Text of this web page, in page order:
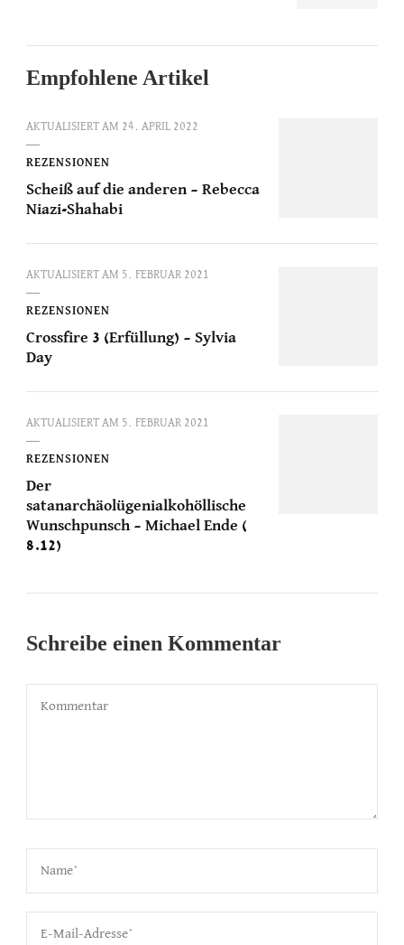
Empfohlene Artikel
AKTUALISIERT AM 24. APRIL 2022
REZENSIONEN
Scheiß auf die anderen – Rebecca
Niazi-Shahabi
AKTUALISIERT AM 5. FEBRUAR 2021
REZENSIONEN
Crossfire 3 (Erfüllung) – Sylvia
Day
AKTUALISIERT AM 5. FEBRUAR 2021
REZENSIONEN
Der
satanarchäolügenialkohöllische
Wunschpunsch – Michael Ende (
8.12)
Schreibe einen Kommentar